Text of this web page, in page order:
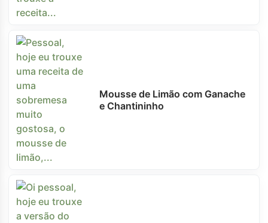
Mousse de Limão com Ganache
e Chantininho